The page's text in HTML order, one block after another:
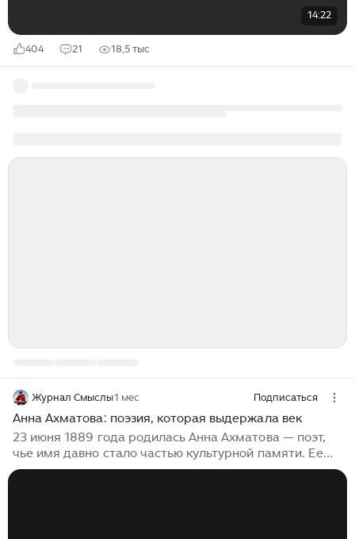
14:22
404 21 18,5 тыс
Журнал Смыслы1 мес Подписаться
Анна Ахматова: поэзия, которая выдержала век
23 июня 1889 года родилась Анна Ахматова — поэт,
чье имя давно стало частью культурной памяти. Ее
знают по ранней любовной лирике, строгому профилю